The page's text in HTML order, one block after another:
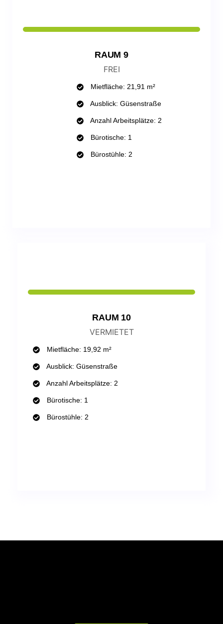
RAUM 9
FREI
Mietfläche: 21,91 m²
Ausblick: Güsenstraße
Anzahl Arbeitsplätze: 2
Bürotische: 1
Bürostühle: 2
RAUM 10
VERMIETET
Mietfläche: 19,92 m²
Ausblick: Güsenstraße
Anzahl Arbeitsplätze: 2
Bürotische: 1
Bürostühle: 2